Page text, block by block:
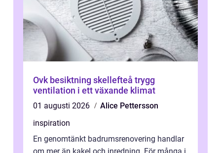
Ovk besiktning skellefteå trygg
ventilation i ett växande klimat
01 augusti 2026
Alice Pettersson
inspiration
En genomtänkt badrumsrenovering handlar